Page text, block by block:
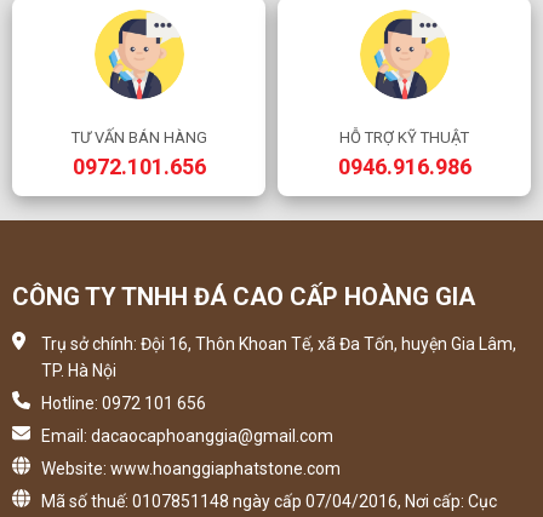
TƯ VẤN BÁN HÀNG
0972.101.656
HỖ TRỢ KỸ THUẬT
0946.916.986
CÔNG TY TNHH ĐÁ CAO CẤP HOÀNG GIA
Trụ sở chính: Đội 16, Thôn Khoan Tế, xã Đa Tốn, huyện Gia Lâm,
TP. Hà Nội
Hotline: 0972 101 656
Email: dacaocaphoanggia@gmail.com
Website: www.hoanggiaphatstone.com
Mã số thuế: 0107851148 ngày cấp 07/04/2016, Nơi cấp: Cục